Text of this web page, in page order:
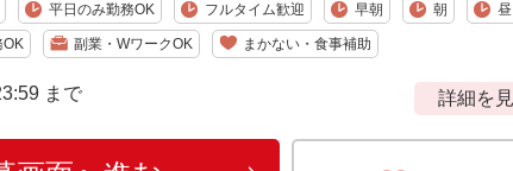
平日のみ勤務OK フルタイム歓迎 早朝 朝 昼
OK 副業・WワークOK まかない・食事補助
まで 詳細を